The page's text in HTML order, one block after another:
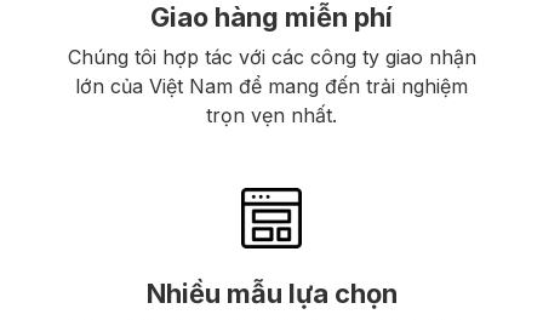
Giao hàng miễn phí
Chúng tôi hợp tác với các công ty giao nhận
lớn của Việt Nam để mang đến trải nghiệm
trọn vẹn nhất.
Nhiều mẫu lựa chọn